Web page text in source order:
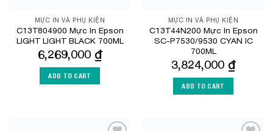
MỰC IN VÀ PHỤ KIỆN
C13T804900 Mực In Epson
LIGHT LIGHT BLACK 700ML
6,269,000 ₫
ADD TO CART
MỰC IN VÀ PHỤ KIỆN
C13T44N200 Mực In Epson
SC-P7530/9530 CYAN IC
700ML
3,824,000 ₫
ADD TO CART